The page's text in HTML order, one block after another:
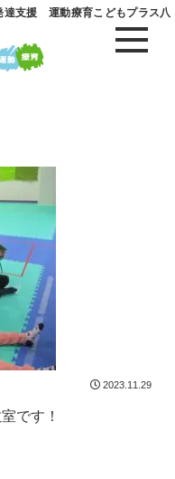
達支援 運動療育こどもプラス八
2023.11.29
です！